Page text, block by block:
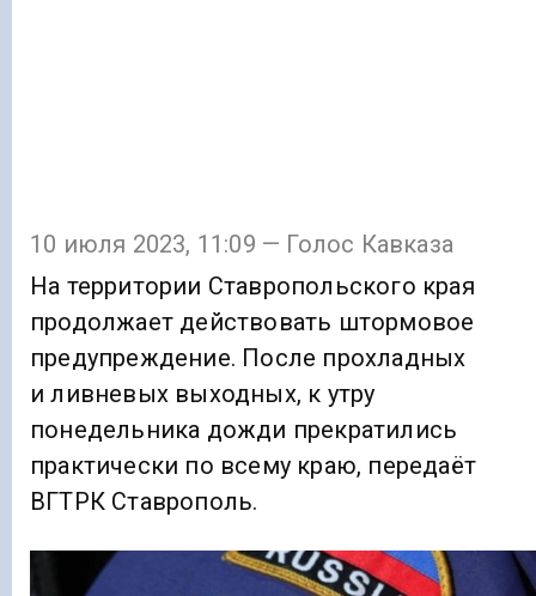
10 июля 2023, 11:09 — Голос Кавказа
На территории Ставропольского края
продолжает действовать штормовое
предупреждение. После прохладных
и ливневых выходных, к утру
понедельника дожди прекратились
практически по всему краю, передаёт
ВГТРК Ставрополь.